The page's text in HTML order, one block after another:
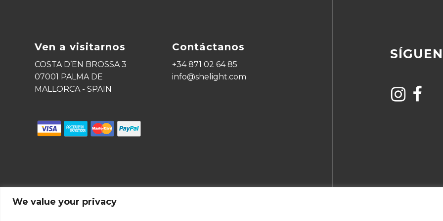
We value your privacy
Ven a visitarnos
COSTA D’EN BROSSA 3
07001 PALMA DE
MALLORCA - SPAIN
Contáctanos
+34 871 02 64 85
info@shelight.com